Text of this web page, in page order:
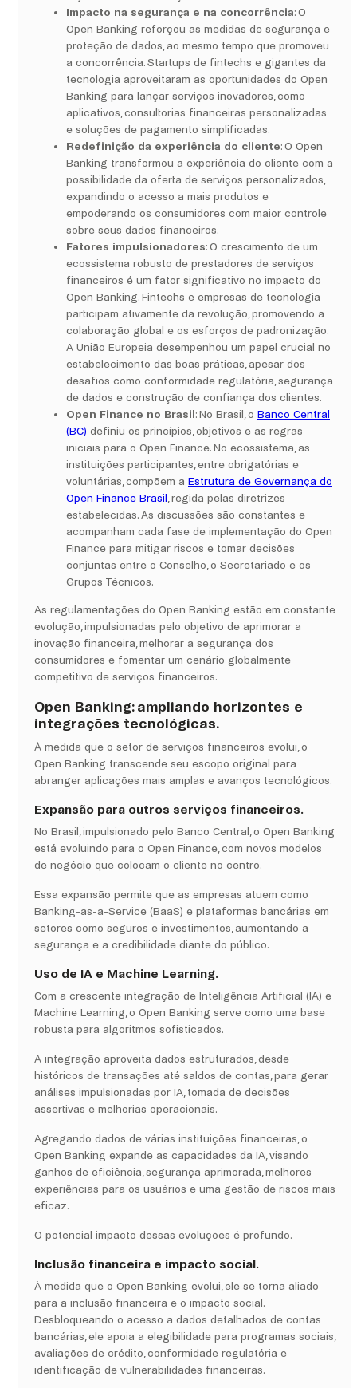
Impacto na segurança e na concorrência: O
Open Banking reforçou as medidas de segurança e
proteção de dados, ao mesmo tempo que promoveu
a concorrência. Startups de fintechs e gigantes da
tecnologia aproveitaram as oportunidades do Open
Banking para lançar serviços inovadores, como
aplicativos, consultorias financeiras personalizadas
e soluções de pagamento simplificadas.
Redefinição da experiência do cliente: O Open
Banking transformou a experiência do cliente com a
possibilidade da oferta de serviços personalizados,
expandindo o acesso a mais produtos e
empoderando os consumidores com maior controle
sobre seus dados financeiros.
Fatores impulsionadores: O crescimento de um
ecossistema robusto de prestadores de serviços
financeiros é um fator significativo no impacto do
Open Banking. Fintechs e empresas de tecnologia
participam ativamente da revolução, promovendo a
colaboração global e os esforços de padronização.
A União Europeia desempenhou um papel crucial no
estabelecimento das boas práticas, apesar dos
desafios como conformidade regulatória, segurança
de dados e construção de confiança dos clientes.
Open Finance no Brasil : No Brasil, o Banco Central
(BC) definiu os princípios, objetivos e as regras
iniciais para o Open Finance. No ecossistema, as
instituições participantes, entre obrigatórias e
voluntárias, compõem a Estrutura de Governança do
Open Finance Brasil , regida pelas diretrizes
estabelecidas. As discussões são constantes e
acompanham cada fase de implementação do Open
Finance para mitigar riscos e tomar decisões
conjuntas entre o Conselho, o Secretariado e os
Grupos Técnicos.
As regulamentações do Open Banking estão em constante
evolução, impulsionadas pelo objetivo de aprimorar a
inovação financeira, melhorar a segurança dos
consumidores e fomentar um cenário globalmente
competitivo de serviços financeiros.
Open Banking: ampliando horizontes e
integrações tecnológicas.
À medida que o setor de serviços financeiros evolui, o
Open Banking transcende seu escopo original para
abranger aplicações mais amplas e avanços tecnológicos.
Expansão para outros serviços financeiros.
No Brasil, impulsionado pelo Banco Central, o Open Banking
está evoluindo para o Open Finance, com novos modelos
de negócio que colocam o cliente no centro.
Essa expansão permite que as empresas atuem como
Banking-as-a-Service (BaaS) e plataformas bancárias em
setores como seguros e investimentos, aumentando a
segurança e a credibilidade diante do público.
Uso de IA e Machine Learning.
Com a crescente integração de Inteligência Artificial (IA) e
Machine Learning, o Open Banking serve como uma base
robusta para algoritmos sofisticados.
A integração aproveita dados estruturados, desde
históricos de transações até saldos de contas, para gerar
análises impulsionadas por IA, tomada de decisões
assertivas e melhorias operacionais.
Agregando dados de várias instituições financeiras, o
Open Banking expande as capacidades da IA, visando
ganhos de eficiência, segurança aprimorada, melhores
experiências para os usuários e uma gestão de riscos mais
eficaz.
O potencial impacto dessas evoluções é profundo.
Inclusão financeira e impacto social.
À medida que o Open Banking evolui, ele se torna aliado
para a inclusão financeira e o impacto social.
Desbloqueando o acesso a dados detalhados de contas
bancárias, ele apoia a elegibilidade para programas sociais,
avaliações de crédito, conformidade regulatória e
identificação de vulnerabilidades financeiras.